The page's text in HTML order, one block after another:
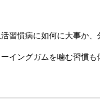
習慣病に如何に大事か、
イングガムを噛む習慣